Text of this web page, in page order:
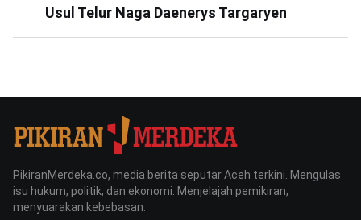
Usul Telur Naga Daenerys Targaryen
PikiranMerdeka.co, media berita seputar Aceh terkini. Mengulas
isu hukum, politik, dan ekonomi. Menjelajah pemikiran,
menyuarakan kebebasan.